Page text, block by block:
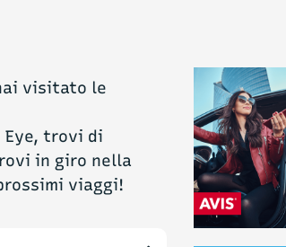
visitato le
Eye, trovi di
in giro nella
viaggi!